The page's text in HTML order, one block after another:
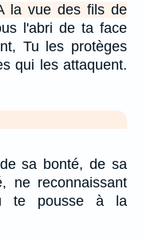
la vue des fils de
l'abri de ta face
Tu les protèges
qui les attaquent.
sa bonté, de sa
ne reconnaissant
te pousse à la